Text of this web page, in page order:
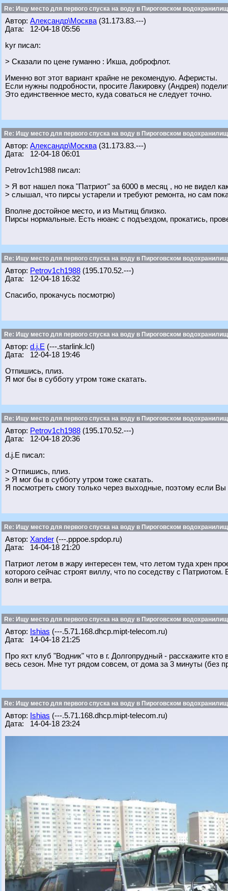
Re: Ищу место для первого спуска на воду в Пироговском
Автор: Александр\Москва (31.173.83.---)
Дата: 12-04-18 05:56
kyr писал:
> Сказали по цене гуманно : Икша, доброфлот.
Именно вот этот вариант крайне не рекомендую. Аферисты.
Если нужны подробности, просите Лакировку (Андрея)
Это единственное место, куда соваться не следует точно.
Re: Ищу место для первого спуска на воду в Пироговском
Автор: Александр\Москва (31.173.83.---)
Дата: 12-04-18 06:01
Petrov1ch1988 писал:
> Я вот нашел пока "Патриот" за 6000 в месяц , но не видел
> слышал, что пирсы устарели и требуют ремонта, но сам
Вполне достойное место, и из Мытищ близко.
Пирсы нормальные. Есть нюанс с подъездом, прокатись,
Re: Ищу место для первого спуска на воду в Пироговском
Автор: Petrov1ch1988 (195.170.52.---)
Дата: 12-04-18 16:32
Спасибо, прокачусь посмотрю)
Re: Ищу место для первого спуска на воду в Пироговском
Автор: d.j.E (---.starlink.lcl)
Дата: 12-04-18 19:46
Отпишись, плиз.
Я мог бы в субботу утром тоже скатать.
Re: Ищу место для первого спуска на воду в Пироговском
Автор: Petrov1ch1988 (195.170.52.---)
Дата: 12-04-18 20:36
d.j.E писал:
> Отпишись, плиз.
> Я мог бы в субботу утром тоже скатать.
Я посмотреть смогу только через выходные, поэтому если
Re: Ищу место для первого спуска на воду в Пироговском
Автор: Xander (---.pppoe.spdop.ru)
Дата: 14-04-18 21:20
Патриот летом в жару интересен тем, что летом туда хрен
которого сейчас строят виллу, что по соседству с
волн и ветра.
Re: Ищу место для первого спуска на воду в Пироговском
Автор: Ishias (---.5.71.168.dhcp.mipt-telecom.ru)
Дата: 14-04-18 21:25
Про яхт клуб "Водник" что в г. Долгопрудный - расскажите
весь сезон. Мне тут рядом совсем, от дома за 3 минуты (без
Re: Ищу место для первого спуска на воду в Пироговском
Автор: Ishias (---.5.71.168.dhcp.mipt-telecom.ru)
Дата: 14-04-18 23:24